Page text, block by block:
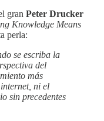
gran Peter Drucker
Knowledge Means
perla:
se escriba la
del
más
ni el
sin precedentes